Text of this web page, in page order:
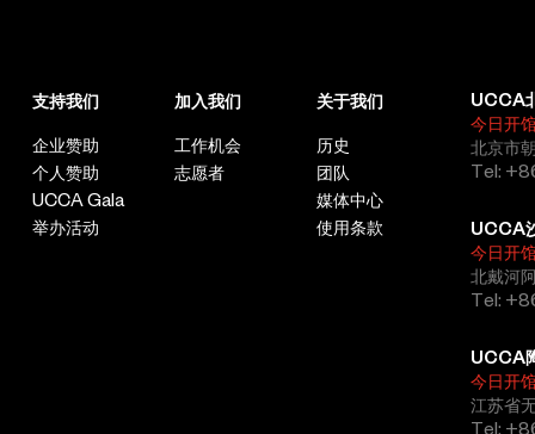
支持我们
企业赞助
个人赞助
UCCA Gala
举办活动
加入我们
工作机会
志愿者
关于我们
历史
团队
媒体中心
使用条款
UCCA
今日开
北京市
Tel:
UCCA
今日开
北戴河
Tel:
UCCA
今日开
江苏省
Tel: